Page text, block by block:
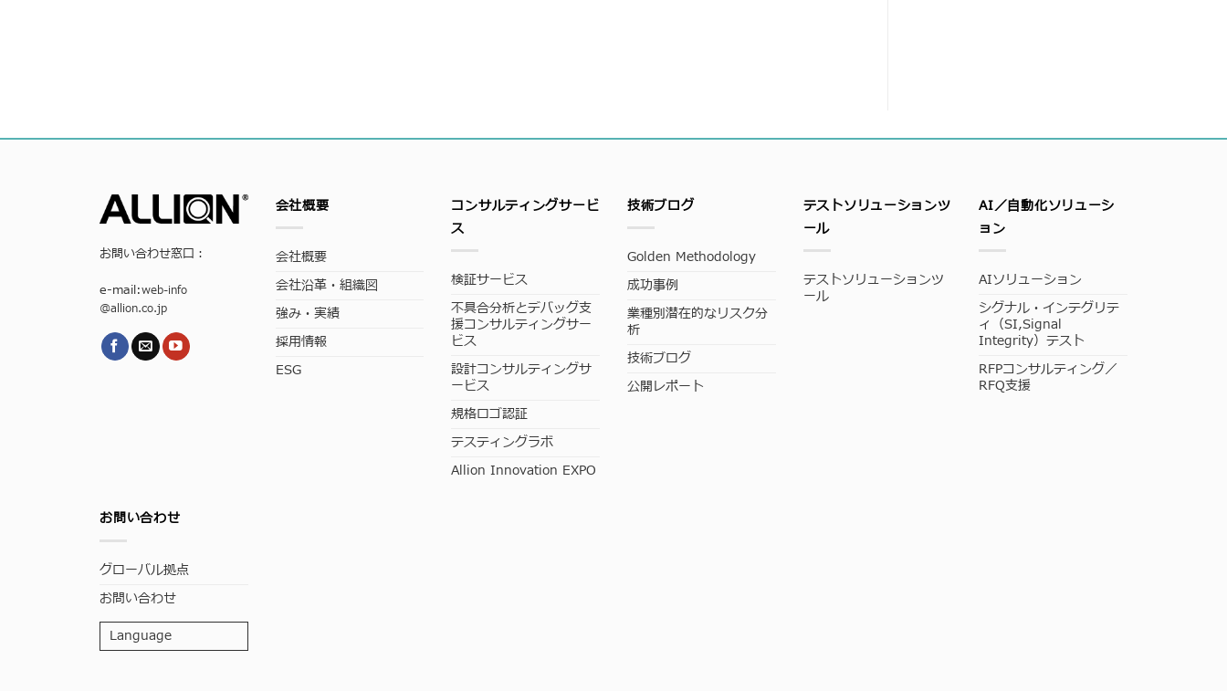
お問い合わせ窓口：
e-mail:web-info
@allion.co.jp
会社概要
会社概要
会社沿革・組織図
強み・実績
採用情報
ESG
コンサルティングサービ
ス
検証サービス
不具合分析とデバッグ支
援コンサルティングサー
ビス
設計コンサルティングサ
ービス
規格ロゴ認証
テスティングラボ
Allion Innovation EXPO
技術ブログ
Golden Methodology
成功事例
業種別潜在的なリスク分
析
技術ブログ
公開レポート
テストソリューションツ
ール
テストソリューションツ
ール
AI／自動化ソリューシ
ョン
AIソリューション
シグナル・インテグリテ
ィ（SI,Signal
Integrity）テスト
RFPコンサルティング／
RFQ支援
お問い合わせ
グローバル拠点
お問い合わせ
Language